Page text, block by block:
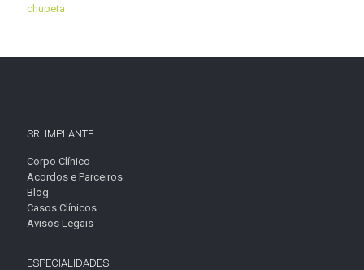
chupeta
SR. IMPLANTE
Corpo Clínico
Acordos e Parceiros
Blog
Casos Clínicos
Avisos Legais
ESPECIALIDADES